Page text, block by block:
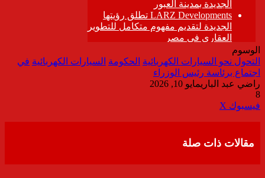
الوسوم
التحول نحو السيارات الكهربائية الحكومة السيارات الكهربائية في
اجتماع برئاسة رئيس الوزراء
راضي عبد الباريمايو 10, 2026
8
فيسبوك ‫X
مقالات ذات صلة